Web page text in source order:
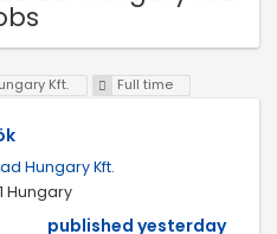
Kft. Full time
Hungary Kft.
Hungary
published yesterday